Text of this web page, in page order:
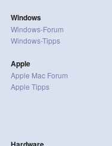
Windows
Windows-Forum
Windows-Tipps
Apple
Apple Mac Forum
Apple Tipps